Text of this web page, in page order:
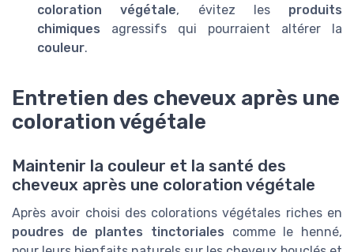
coloration végétale, évitez les produits
chimiques agressifs qui pourraient altérer la
couleur.
Entretien des cheveux après une
coloration végétale
Maintenir la couleur et la santé des
cheveux après une coloration végétale
Après avoir choisi des colorations végétales riches en
poudres de plantes tinctoriales comme le henné,